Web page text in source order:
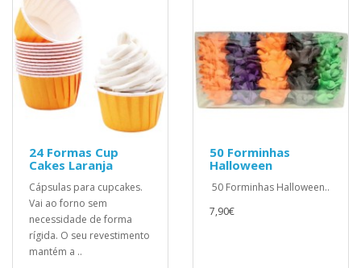
24 Formas Cup
Cakes Laranja
Cápsulas para cupcakes.
Vai ao forno sem
necessidade de forma
rígida. O seu revestimento
mantém a ..
50 Forminhas
Halloween
50 Forminhas Halloween..
7,90€